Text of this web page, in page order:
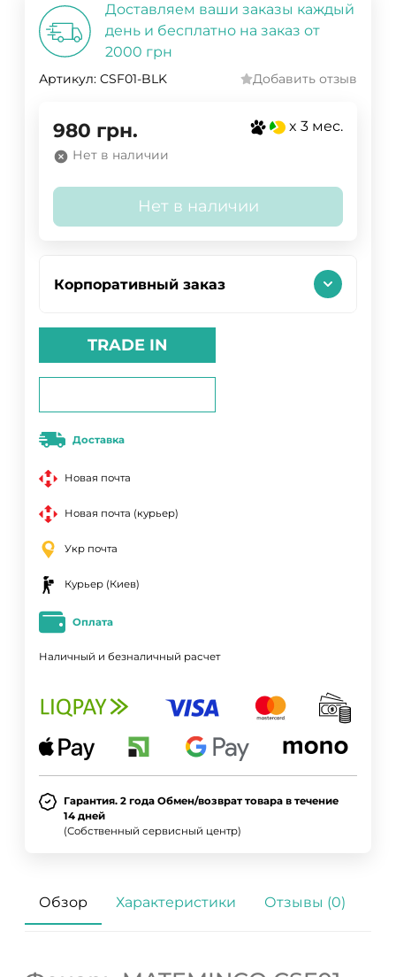
Доставляем ваши заказы каждый
день и бесплатно на заказ от
2000 грн
Артикул: CSF01-BLK Добавить отзыв
980 грн. x 3 мес.
Нет в наличии
Нет в наличии
Корпоративный заказ
TRADE IN
Доставка
Новая почта
Новая почта (курьер)
Укр почта
Курьер (Киев)
Оплата
Наличный и безналичный расчет
Гарантия. 2 года Обмен/возврат товара в течение
14 дней
(Собственный сервисный центр)
Обзор Характеристики Отзывы (0)